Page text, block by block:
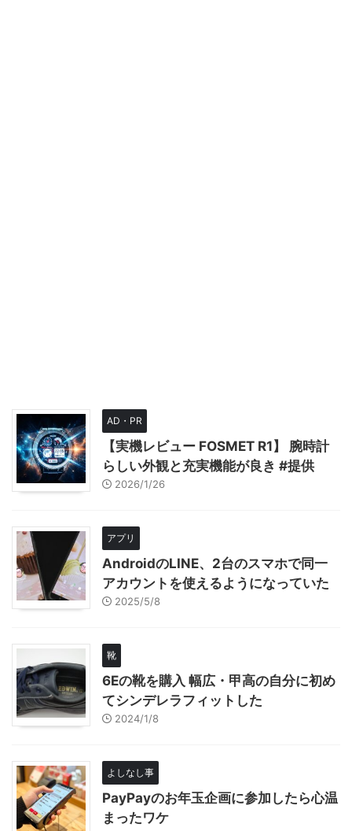
AD・PR
【実機レビュー FOSMET R1】 腕時計
らしい外観と充実機能が良き #提供
2026/1/26
アプリ
AndroidのLINE、2台のスマホで同一
アカウントを使えるようになっていた
2025/5/8
靴
6Eの靴を購入 幅広・甲高の自分に初め
てシンデレラフィットした
2024/1/8
よしなし事
PayPayのお年玉企画に参加したら心温
まったワケ